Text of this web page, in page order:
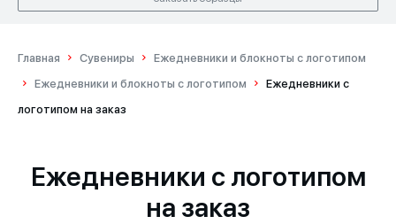
Главная Сувениры
Ежедневники и блокноты с логотипом
Ежедневники и блокноты с логотипом
Ежедневники с
логотипом на заказ
Ежедневники с логотипом
на заказ